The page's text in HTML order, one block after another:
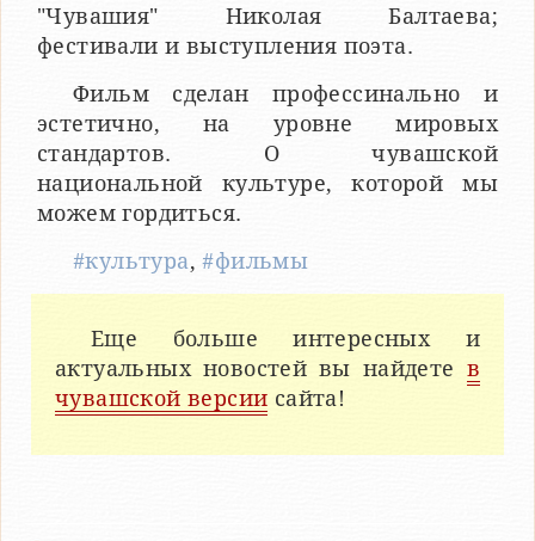
"Чувашия" Николая Балтаева;​
фестивали и выступления поэта.
​Фильм сделан профессинально и
эстетично, на уровне мировых
стандартов. О чувашской
национальной культуре, которой мы
можем гордиться.
#культура,#фильмы
Еще больше интересных и
актуальных новостей вы найдете в
чувашской версии сайта!